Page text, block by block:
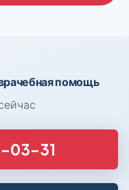
помощь
03-31